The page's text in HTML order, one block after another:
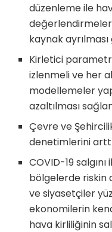
düzenleme ile
kaynak
Kirletici
izlenmeli ve her
modellemeler
azaltılması
Çevre ve
denetimlerini
COVID-19
bölgelerde riskin
ve siyasetçiler
ekonomilerin
hava kirliliğinin